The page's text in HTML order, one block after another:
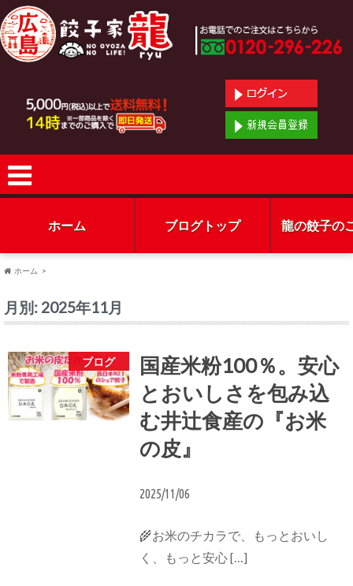
ホーム ブログトップ 龍の餃子の
ホーム
月別: 2025年11月
ブログ
国産米粉100％。安心
とおいしさを包み込
む井辻食産の『お米
の皮』
2025/11/06
🌾お米のチカラで、もっとおいし
く、もっと安心 […]